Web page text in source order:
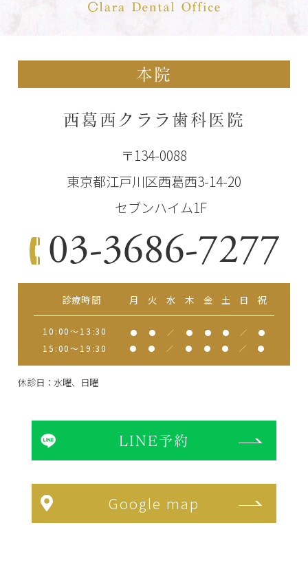
本院
西葛西クララ歯科医院
〒134-0088
東京都江戸川区西葛西3-14-20
セブンハイム1F
03-3686-7277
診療時間 月 火 水 木 金 土 日 祝
10:00～13:30 ● ● ／ ● ● ● ／ ●
15:00～19:30 ● ● ／ ● ● ● ／ ●
休診日：水曜、日曜
LINE予約
Google map